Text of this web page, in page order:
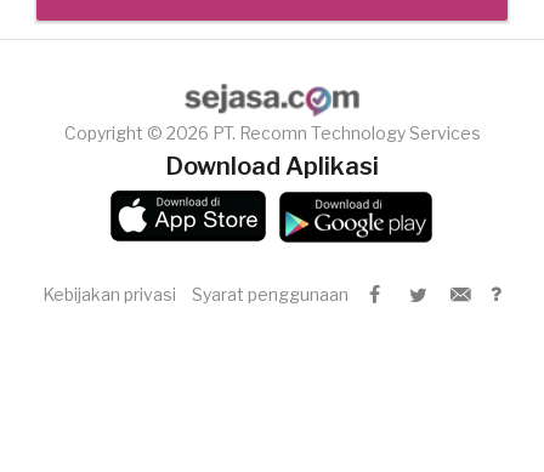
Copyright © 2026 PT. Recomn Technology Services
Download Aplikasi
Kebijakan privasi Syarat penggunaan